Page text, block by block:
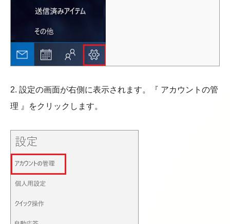
2. 設定の画面が右側に表示されます。『 アカウントの管
理 』をクリックします。